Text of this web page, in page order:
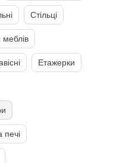
Стільці
меблів
Етажерки
печі